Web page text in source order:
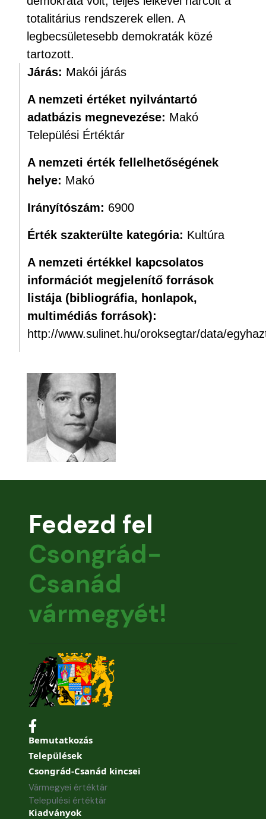
totalitárius rendszerek ellen. A
legbecsületesebb demokraták közé
tartozott.
Járás: Makói járás
A nemzeti értéket nyilvántartó
adatbázis megnevezése: Makó
Települési Értéktár
A nemzeti érték fellelhetőségének
helye: Makó
Irányítószám: 6900
Érték szakterülte kategória: Kultúra
A nemzeti értékkel kapcsolatos
információt megjelenítő források
listája (bibliográfia, honlapok,
multimédiás források):
http://www.sulinet.hu/oroksegtar/data/
Fedezd fel
Csongrád-
Csanád
vármegyét!
Bemutatkozás
Települések
Csongrád-Csanád kincsei
Vármegyei értéktár
Települési értéktár
Kiadványok